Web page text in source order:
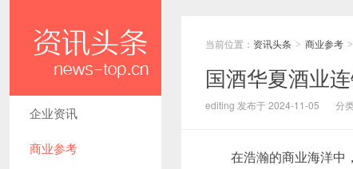
企业资讯
商业参考
当前位置： 资讯头条 > 商业参考 >
国酒华夏酒业
editing 发布于 2024-11-05 分
在浩瀚的商业海洋中